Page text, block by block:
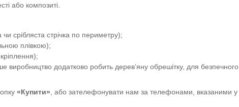
або композиті.
срібляста стрічка по периметру);
плівкою);
виробництво додатково робить дерев’яну обрешітку, для безпечного
«Купити» , або зателефонувати нам за телефонами, вказаними у